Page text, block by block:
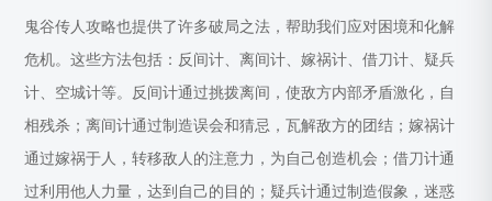
鬼谷传人攻略也提供了许多破局之法，帮助我们应对困境和化解
危机。这些方法包括：反间计、离间计、嫁祸计、借刀计、疑兵
计、空城计等。反间计通过挑拨离间，使敌方内部矛盾激化，自
相残杀；离间计通过制造误会和猜忌，瓦解敌方的团结；嫁祸计
通过嫁祸于人，转移敌人的注意力，为自己创造机会；借刀计通
过利用他人力量，达到自己的目的；疑兵计通过制造假象，迷惑